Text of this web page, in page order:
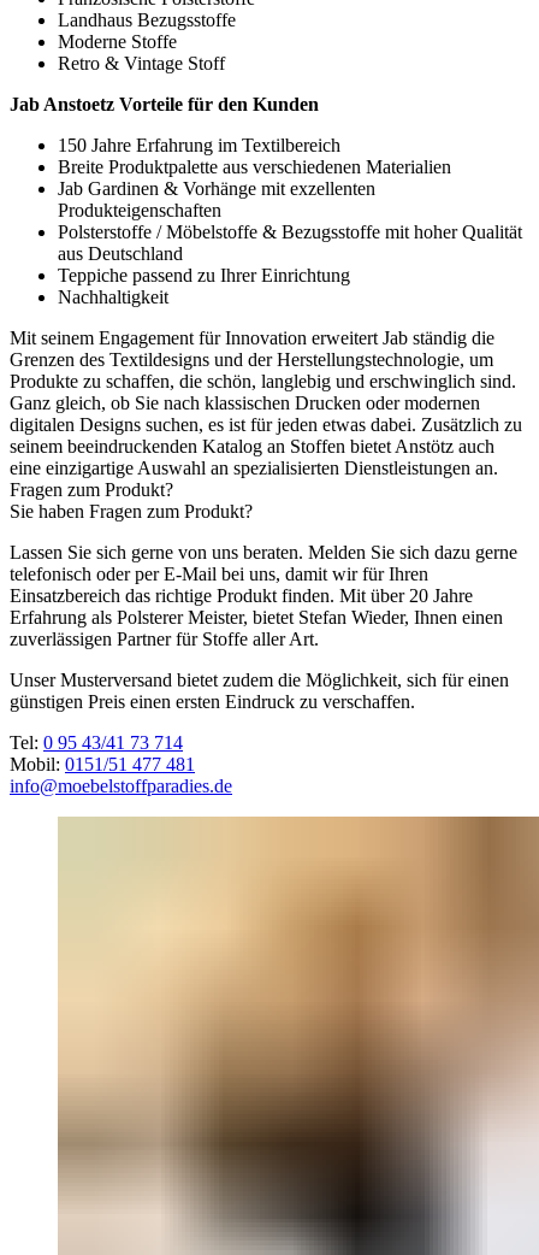
Landhaus Bezugsstoffe
Moderne Stoffe
Retro & Vintage Stoff
Jab Anstoetz Vorteile für den Kunden
150 Jahre Erfahrung im Textilbereich
Breite Produktpalette aus verschiedenen Materialien
Jab Gardinen & Vorhänge mit exzellenten
Produkteigenschaften
Polsterstoffe / Möbelstoffe & Bezugsstoffe mit hoher Qualität
aus Deutschland
Teppiche passend zu Ihrer Einrichtung
Nachhaltigkeit
Mit seinem Engagement für Innovation erweitert Jab ständig die
Grenzen des Textildesigns und der Herstellungstechnologie, um
Produkte zu schaffen, die schön, langlebig und erschwinglich sind.
Ganz gleich, ob Sie nach klassischen Drucken oder modernen
digitalen Designs suchen, es ist für jeden etwas dabei. Zusätzlich zu
seinem beeindruckenden Katalog an Stoffen bietet Anstötz auch
eine einzigartige Auswahl an spezialisierten Dienstleistungen an.
Fragen zum Produkt?
Sie haben Fragen zum Produkt?
Lassen Sie sich gerne von uns beraten. Melden Sie sich dazu gerne
telefonisch oder per E-Mail bei uns, damit wir für Ihren
Einsatzbereich das richtige Produkt finden. Mit über 20 Jahre
Erfahrung als Polsterer Meister, bietet Stefan Wieder, Ihnen einen
zuverlässigen Partner für Stoffe aller Art.
Unser Musterversand bietet zudem die Möglichkeit, sich für einen
günstigen Preis einen ersten Eindruck zu verschaffen.
Tel: 0 95 43/41 73 714
Mobil: 0151/51 477 481
info@moebelstoffparadies.de